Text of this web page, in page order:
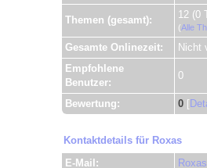
Themen (gesamt): 12 (0
(Alle
Gesamte Onlinezeit:
Nicht
Empfohlene
Benutzer:
0
Bewertung: 0 [
Kontaktdetails für Roxas
E-Mail: